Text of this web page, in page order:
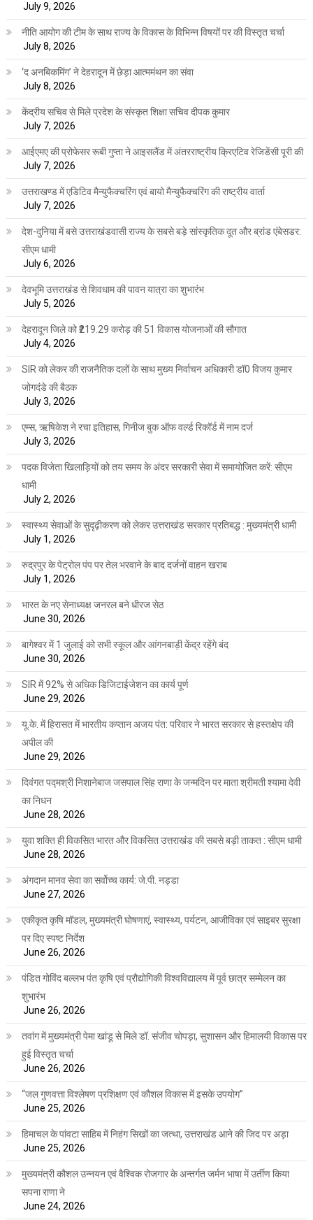
July 9, 2026
नीति आयोग की टीम के साथ राज्य के विकास के विभिन्न विषयों पर की विस्तृत चर्चा
July 8, 2026
‘द अनबिकमिंग’ ने देहरादून में छेड़ा आत्ममंथन का संवा
July 8, 2026
केंद्रीय सचिव से मिले प्रदेश के संस्कृत शिक्षा सचिव दीपक कुमार
July 7, 2026
आईएमए की प्रोफेसर रूबी गुप्ता ने आइसलैंड में अंतरराष्ट्रीय क्रिएटिव रेजिडेंसी पूरी की
July 7, 2026
उत्तराखण्ड में एडिटिव मैन्युफैक्चरिंग एवं बायो मैन्युफैक्चरिंग की राष्ट्रीय वार्ता
July 7, 2026
देश-दुनिया में बसे उत्तराखंडवासी राज्य के सबसे बड़े सांस्कृतिक दूत और ब्रांड एंबेसडर:
सीएम धामी
July 6, 2026
देवभूमि उत्तराखंड से शिवधाम की पावन यात्रा का शुभारंभ
July 5, 2026
देहरादून जिले को ₹219.29 करोड़ की 51 विकास योजनाओं की सौगात
July 4, 2026
SIR को लेकर की राजनैतिक दलों के साथ मुख्य निर्वाचन अधिकारी डॉ0 विजय कुमार
जोगदंडे की बैठक
July 3, 2026
एम्स, ऋषिकेश ने रचा इतिहास, गिनीज बुक ऑफ वर्ल्ड रिकॉर्ड में नाम दर्ज
July 3, 2026
पदक विजेता खिलाड़ियों को तय समय के अंदर सरकारी सेवा में समायोजित करें: सीएम
धामी
July 2, 2026
स्वास्थ्य सेवाओं के सुदृढ़ीकरण को लेकर उत्तराखंड सरकार प्रतिबद्ध : मुख्यमंत्री धामी
July 1, 2026
रुद्रपुर के पेट्रोल पंप पर तेल भरवाने के बाद दर्जनों वाहन खराब
July 1, 2026
भारत के नए सेनाध्यक्ष जनरल बने धीरज सेठ
June 30, 2026
बागेश्वर में 1 जुलाई को सभी स्कूल और आंगनबाड़ी केंद्र रहेंगे बंद
June 30, 2026
SIR में 92% से अधिक डिजिटाईजेशन का कार्य पूर्ण
June 29, 2026
यू.के. में हिरासत में भारतीय कप्तान अजय पंत: परिवार ने भारत सरकार से हस्तक्षेप की
अपील की
June 29, 2026
दिवंगत पद्मश्री निशानेबाज जसपाल सिंह राणा के जन्मदिन पर माता श्रीमती श्यामा देवी
का निधन
June 28, 2026
युवा शक्ति ही विकसित भारत और विकसित उत्तराखंड की सबसे बड़ी ताकत : सीएम धामी
June 28, 2026
अंगदान मानव सेवा का सर्वोच्च कार्य: जे.पी. नड्डा
June 27, 2026
एकीकृत कृषि मॉडल, मुख्यमंत्री घोषणाएं, स्वास्थ्य, पर्यटन, आजीविका एवं साइबर सुरक्षा
पर दिए स्पष्ट निर्देश
June 26, 2026
पंडित गोविंद बल्लभ पंत कृषि एवं प्रौद्योगिकी विश्वविद्यालय में पूर्व छात्र सम्मेलन का
शुभारंभ
June 26, 2026
तवांग में मुख्यमंत्री पेमा खांडू से मिले डॉ. संजीव चोपड़ा, सुशासन और हिमालयी विकास पर
हुई विस्तृत चर्चा
June 26, 2026
“जल गुणवत्ता विश्लेषण प्रशिक्षण एवं कौशल विकास में इसके उपयोग”
June 25, 2026
हिमाचल के पांवटा साहिब में निहंग सिखों का जत्था, उत्तराखंड आने की जिद पर अड़ा
June 25, 2026
मुख्यमंत्री कौशल उन्नयन एवं वैश्विक रोजगार के अन्तर्गत जर्मन भाषा में उर्तीण किया
सपना राणा ने
June 24, 2026